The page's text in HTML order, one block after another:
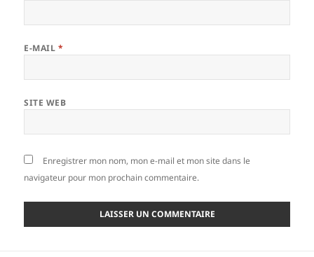
E-MAIL *
SITE WEB
Enregistrer mon nom, mon e-mail et mon site dans le
navigateur pour mon prochain commentaire.